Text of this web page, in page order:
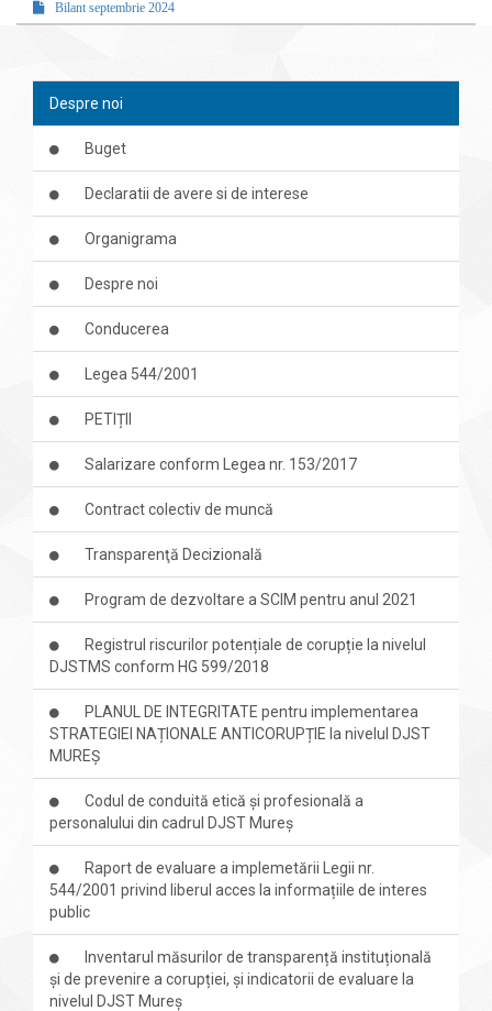
Bilant septembrie 2024
Despre noi
Buget
Declaratii de avere si de interese
Organigrama
Despre noi
Conducerea
Legea 544/2001
PETIȚII
Salarizare conform Legea nr. 153/2017
Contract colectiv de muncă
Transparenţă Decizională
Program de dezvoltare a SCIM pentru anul 2021
Registrul riscurilor potențiale de corupție la nivelul
DJSTMS conform HG 599/2018
PLANUL DE INTEGRITATE pentru implementarea
STRATEGIEI NAȚIONALE ANTICORUPȚIE la nivelul DJST
MUREȘ
Codul de conduită etică și profesională a
personalului din cadrul DJST Mureș
Raport de evaluare a implemetării Legii nr.
544/2001 privind liberul acces la informațiile de interes
public
Inventarul măsurilor de transparență instituțională
și de prevenire a corupției, și indicatorii de evaluare la
nivelul DJST Mureș